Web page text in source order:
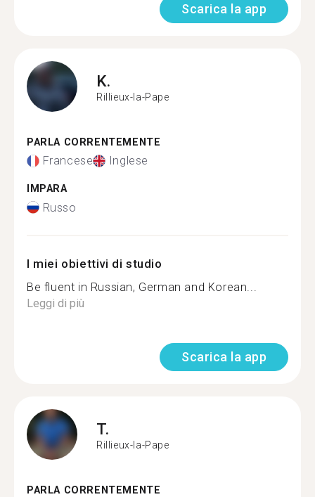
Scarica la app
K.
Rillieux-la-Pape
PARLA CORRENTEMENTE
Francese Inglese
IMPARA
Russo
I miei obiettivi di studio
Be fluent in Russian, German and Korean...
Leggi di più
Scarica la app
T.
Rillieux-la-Pape
PARLA CORRENTEMENTE